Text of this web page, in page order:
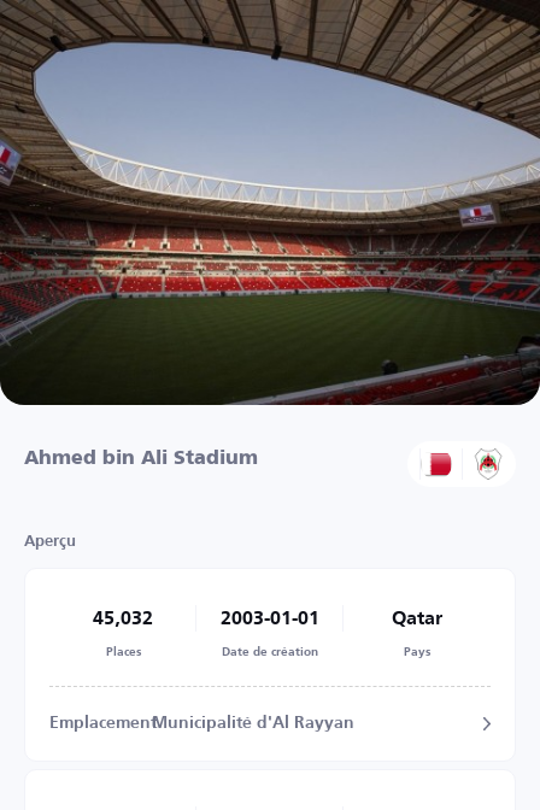
Ahmed bin Ali Stadium
Aperçu
45,032
Places
2003-01-01
Date de création
Qatar
Pays
EmplacementMunicipalité d'Al Rayyan